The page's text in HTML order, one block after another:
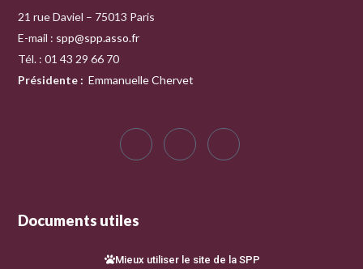
21 rue Daviel – 75013 Paris
E-mail : spp@spp.asso.fr
Tél. : 01 43 29 66 70
Présidente : Emmanuelle Chervet
Documents utiles
Mieux utiliser le site de la SPP